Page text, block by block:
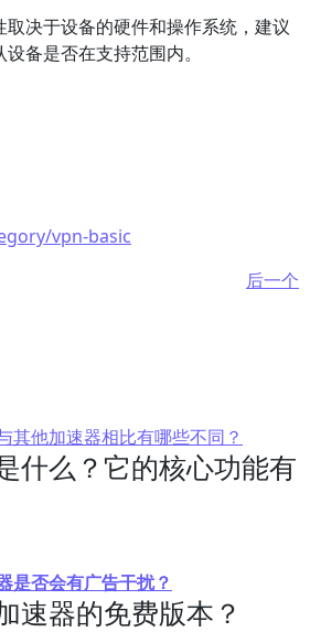
决于设备的硬件和操作系统，建议
备是否在支持范围内。
vpn-basic
后一个
其他加速器相比有哪些不同？
什么？它的核心功能有
是否会有广告干扰？
速器的免费版本？